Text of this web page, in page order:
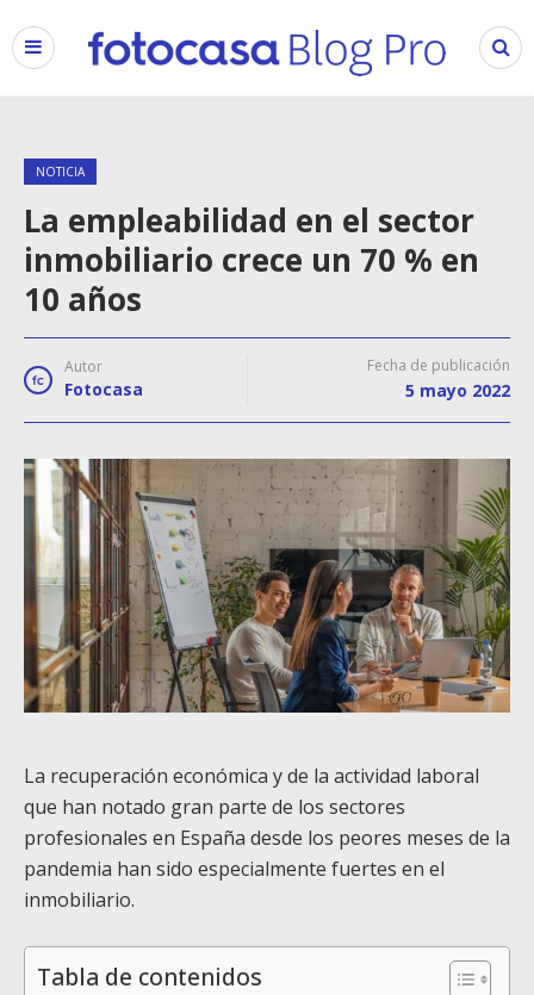
NOTICIA
La empleabilidad en el sector
inmobiliario crece un 70 % en
10 años
Autor
Fotocasa
Fecha de publicación
5 mayo 2022
La recuperación económica y de la actividad laboral
que han notado gran parte de los sectores
profesionales en España desde los peores meses de la
pandemia han sido especialmente fuertes en el
inmobiliario.
Tabla de contenidos